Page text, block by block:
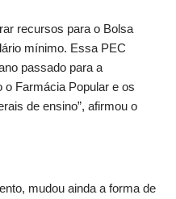
recursos para o Bolsa
mínimo. Essa PEC
passado para a
Farmácia Popular e os
de ensino”, afirmou o
mudou ainda a forma de